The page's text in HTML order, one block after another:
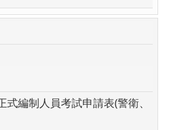
式編制人員考試申請表(警衛、